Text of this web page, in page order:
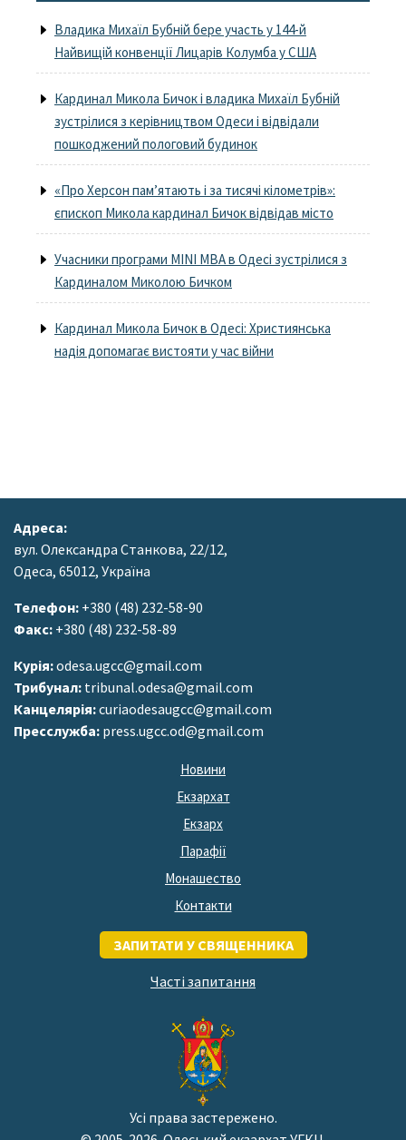
Владика Михаїл Бубній бере участь у 144-й
Найвищій конвенції Лицарів Колумба у США
Кардинал Микола Бичок і владика Михаїл Бубній
зустрілися з керівництвом Одеси і відвідали
пошкоджений пологовий будинок
«Про Херсон пам’ятають і за тисячі кілометрів»:
єпископ Микола кардинал Бичок відвідав місто
Учасники програми MINI MBA в Одесі зустрілися з
Кардиналом Миколою Бичком
Кардинал Микола Бичок в Одесі: Християнська
надія допомагає вистояти у час війни
Адреса:
вул. Олександра Станкова, 22/12,
Одеса, 65012, Україна
Телефон: +380 (48) 232-58-90
Факс: +380 (48) 232-58-89
Курія:odesa.ugcc@gmail.com
Трибунал: tribunal.odesa@gmail.com
Канцелярія:curiaodesaugcc@gmail.com
Пресслужба: press.ugcc.od@gmail.com
Новини
Екзархат
Екзарх
Парафії
Монашество
Контакти
ЗАПИТАТИ У СВЯЩЕННИКА
Часті запитання
Усі права застережено.